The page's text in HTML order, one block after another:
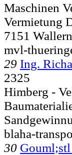
Maschinen
Vermietung
7151 Wallern
mvl-
29 Ing.
2325
Himberg -
blaha-
30